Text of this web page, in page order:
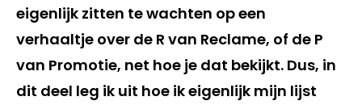
eigenlijk zitten te wachten op een
verhaaltje over de R van Reclame, of de P
van Promotie, net hoe je dat bekijkt. Dus, in
dit deel leg ik uit hoe ik eigenlijk mijn lijst